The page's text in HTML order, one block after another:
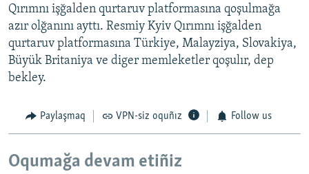
Qırımnı işğalden qurtaruv platformasına qoşulmağa
azır olğanını ayttı. Resmiy Kyiv Qırımnı işğalden
qurtaruv platformasına Türkiye, Malayziya, Slovakiya,
Büyük Britaniya ve diger memleketler qoşulır, dep
bekley.
Paylaşmaq VPN-siz oquñız Follow us
Oqumağa devam etiñiz